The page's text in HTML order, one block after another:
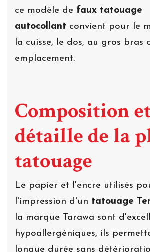
ce modèle de faux tatouage
autocollant convient pour le
la cuisse, le dos, au gros bras
emplacement.
Composition et
détaille de la
tatouage
Le papier et l'encre utilisés
l'impression d'un tatouage
la marque Tarawa sont
hypoallergéniques, ils
longue durée sans